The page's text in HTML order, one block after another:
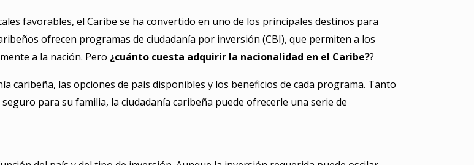
favorables, el Caribe se ha convertido en uno de los principales destinos para
ofrecen programas de ciudadanía por inversión (CBI), que permiten a los
a la nación. Pero ¿cuánto cuesta adquirir la nacionalidad en el Caribe??
caribeña, las opciones de país disponibles y los beneficios de cada programa. Tanto
para su familia, la ciudadanía caribeña puede ofrecerle una serie de